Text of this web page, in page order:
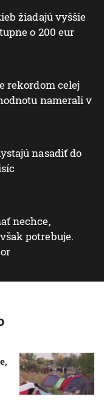
žiadajú vyššie
o 200 eur
rekordom celej
namerali v
nasadiť do
nechce,
potrebuje.